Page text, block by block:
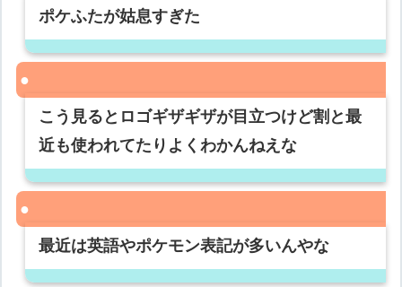
ポケふたが姑息すぎた
こう見るとロゴギザギザが目立つけど割と最
近も使われてたりよくわかんねえな
最近は英語やポケモン表記が多いんやな